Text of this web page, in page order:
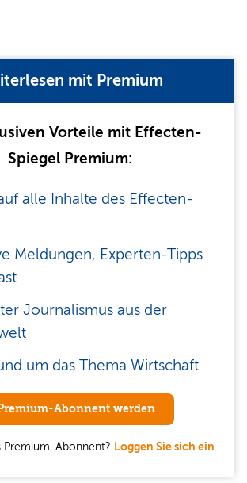
mit Premium
Vorteile mit Effecten-
Spiegel Premium:
alle Inhalte des Effecten-
Meldungen, Experten-Tipps
Journalismus aus der
um das Thema Wirtschaft
Abonnent werden
Premium-Abonnent? Loggen Sie sich ein